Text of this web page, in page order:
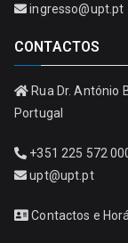
ingresso@upt.pt
CONTACTOS
Rua Dr. António
Portugal
+351 225 572
upt@upt.pt
Contactos e